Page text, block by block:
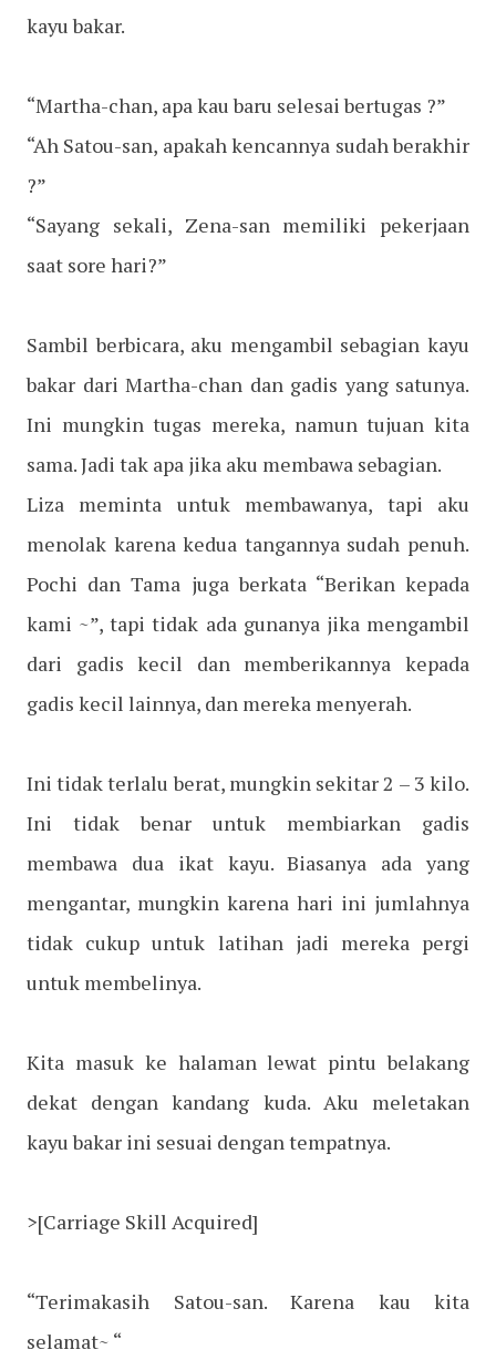
kayu bakar.
“Martha-chan, apa kau baru selesai bertugas ?”
“Ah Satou-san, apakah kencannya sudah berakhir
?”
“Sayang sekali, Zena-san memiliki pekerjaan
saat sore hari?”
Sambil berbicara, aku mengambil sebagian kayu
bakar dari Martha-chan dan gadis yang satunya.
Ini mungkin tugas mereka, namun tujuan kita
sama. Jadi tak apa jika aku membawa sebagian.
Liza meminta untuk membawanya, tapi aku
menolak karena kedua tangannya sudah penuh.
Pochi dan Tama juga berkata “Berikan kepada
kami ~”, tapi tidak ada gunanya jika mengambil
dari gadis kecil dan memberikannya kepada
gadis kecil lainnya, dan mereka menyerah.
Ini tidak terlalu berat, mungkin sekitar 2 – 3 kilo.
Ini tidak benar untuk membiarkan gadis
membawa dua ikat kayu. Biasanya ada yang
mengantar, mungkin karena hari ini jumlahnya
tidak cukup untuk latihan jadi mereka pergi
untuk membelinya.
Kita masuk ke halaman lewat pintu belakang
dekat dengan kandang kuda. Aku meletakan
kayu bakar ini sesuai dengan tempatnya.
>[Carriage Skill Acquired]
“Terimakasih Satou-san. Karena kau kita
selamat~ “